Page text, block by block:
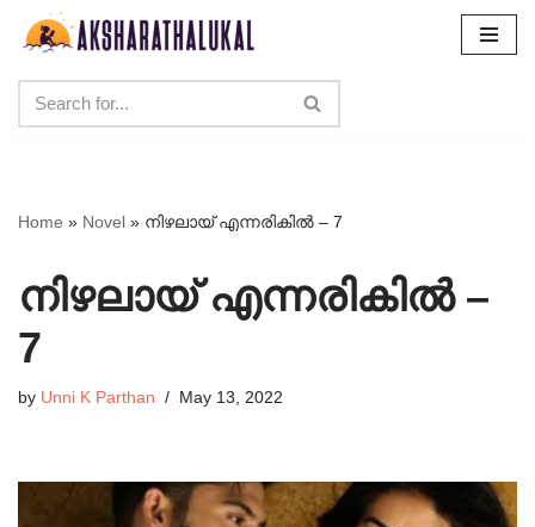
content
Home » Novel » നിഴലായ് എന്നരികിൽ – 7
നിഴലായ് എന്നരികിൽ –
7
by Unni K Parthan May 13, 2022